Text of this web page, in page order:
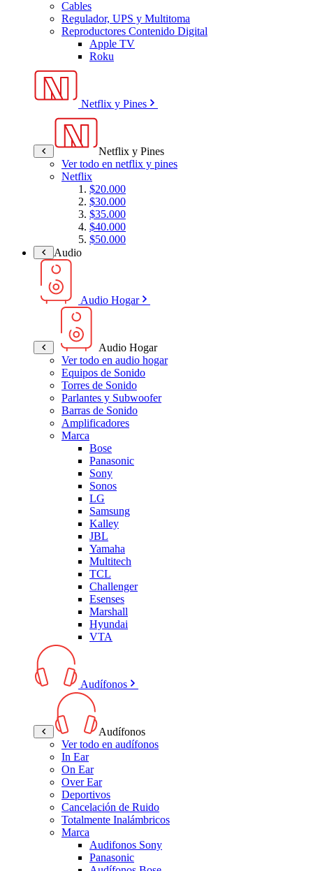
Cables
Regulador, UPS y Multitoma
Reproductores Contenido Digital
Apple TV
Roku
Netflix y Pines
Netflix y Pines
Ver todo en netflix y pines
Netflix
$20.000
$30.000
$35.000
$40.000
$50.000
Audio
Audio Hogar
Audio Hogar
Ver todo en audio hogar
Equipos de Sonido
Torres de Sonido
Parlantes y Subwoofer
Barras de Sonido
Amplificadores
Marca
Bose
Panasonic
Sony
Sonos
LG
Samsung
Kalley
JBL
Yamaha
Multitech
TCL
Challenger
Esenses
Marshall
Hyundai
VTA
Audífonos
Audífonos
Ver todo en audífonos
In Ear
On Ear
Over Ear
Deportivos
Cancelación de Ruido
Totalmente Inalámbricos
Marca
Audifonos Sony
Panasonic